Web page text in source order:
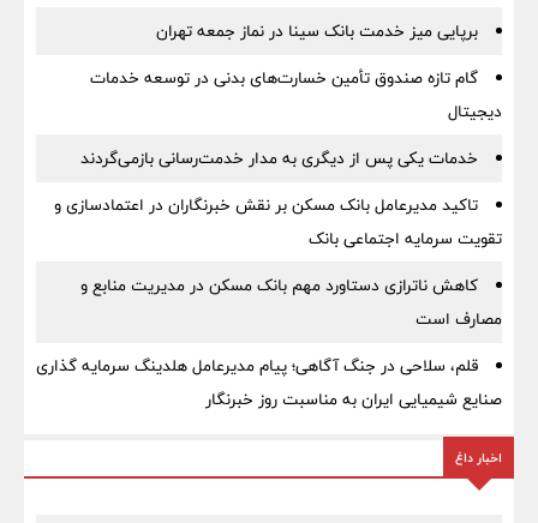
برپایی میز خدمت بانک سینا در نماز جمعه تهران
گام تازه صندوق تأمین خسارت‌های بدنی در توسعه خدمات
دیجیتال
خدمات یکی پس از دیگری به مدار خدمت‌رسانی بازمی‌گردند
تاکید مدیرعامل بانک مسکن بر نقش خبرنگاران در اعتمادسازی و
تقویت سرمایه اجتماعی بانک
کاهش ناترازی دستاورد مهم بانک مسکن در مدیریت منابع و
مصارف است
قلم، سلاحی در جنگ آگاهی؛ پیام مدیرعامل هلدینگ سرمایه گذاری
صنایع شیمیایی ایران به مناسبت روز خبرنگار
اخبار داغ